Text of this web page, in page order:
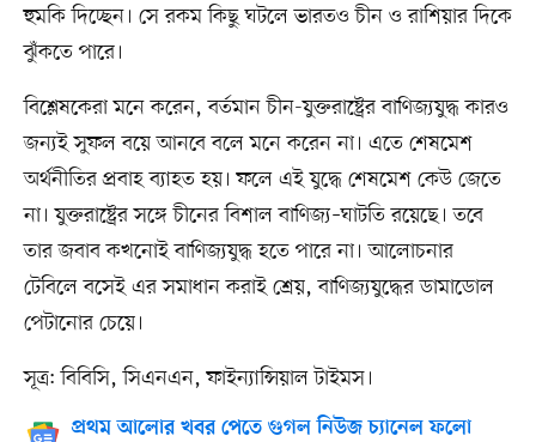
হুমকি দিচ্ছেন। সে রকম কিছু ঘটলে ভারতও চীন ও রাশিয়ার দিকে
ঝুঁকতে পারে।
বিশ্লেষকেরা মনে করেন, বর্তমান চীন-যুক্তরাষ্ট্রের বাণিজ্যযুদ্ধ কারও
জন্যই সুফল বয়ে আনবে বলে মনে করেন না। এতে শেষমেশ
অর্থনীতির প্রবাহ ব্যাহত হয়। ফলে এই যুদ্ধে শেষমেশ কেউ জেতে
না। যুক্তরাষ্ট্রের সঙ্গে চীনের বিশাল বাণিজ্য–ঘাটতি রয়েছে। তবে
তার জবাব কখনোই বাণিজ্যযুদ্ধ হতে পারে না। আলোচনার
টেবিলে বসেই এর সমাধান করাই শ্রেয়, বাণিজ্যযুদ্ধের ডামাডোল
পেটানোর চেয়ে।
সূত্র: বিবিসি, সিএনএন, ফাইন্যান্সিয়াল টাইমস।
প্রথম আলোর খবর পেতে গুগল নিউজ চ্যানেল ফলো